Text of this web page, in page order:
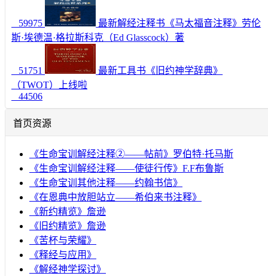
59975
最新解经注释书《马太福音注释》劳伦
斯·埃德温·格拉斯科克（Ed Glasscock）著
51751
最新工具书《旧约神学辞典》
（TWOT）上线啦
44506
首页资源
《生命宝训解经注释②——帖前》罗伯特·托马斯
《生命宝训解经注释——使徒行传》F.F布鲁斯
《生命宝训其他注释——约翰书信》
《在恩典中放胆站立——希伯来书注释》
《新约精览》詹逊
《旧约精览》詹逊
《苦杯与荣耀》
《释经与应用》
《解经神学探讨》